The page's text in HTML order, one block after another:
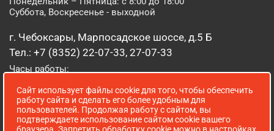
Суббота, Воскресенье - выходной
г. Чебоксары, Марпосадское шоссе, д.5 Б
Тел.: +7 (8352) 22-07-33, 27-07-33
Часы работы:
Суббота, Воскресенье: с 8:00 до 16:00
г. Йошкар-Ола, ул. Луначарского, д. 52 А
Сайт использует файлы cookie для того, чтобы обеспечить
работу сайта и сделать его более удобным для
пользователей. Продолжая работу с сайтом, вы
подтверждаете использование сайтом cookie вашего